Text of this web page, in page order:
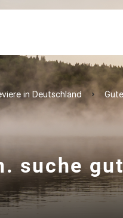
in Deutschland
suche